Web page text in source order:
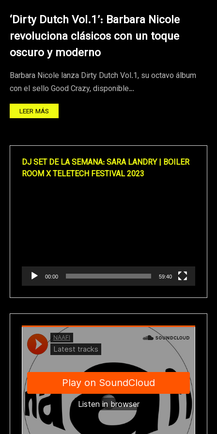
‘Dirty Dutch Vol.1’: Barbara Nicole
revoluciona clásicos con un toque
oscuro y moderno
Barbara Nicole lanza Dirty Dutch Vol.1, su octavo álbum
con el sello Good Crazy, disponible…
LEER MÁS
DJ SET DE LA SEMANA: SARA LANDRY | BOILER
ROOM X TELETECH FESTIVAL 2023
00:00 59:40